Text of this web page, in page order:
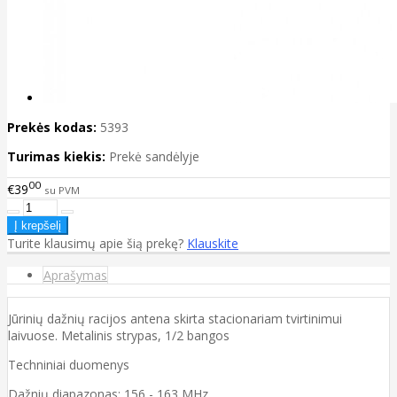
Prekės kodas: 5393
Turimas kiekis: Prekė sandėlyje
€3900 su PVM
Turite klausimų apie šią prekę? Klauskite
Aprašymas
Jūrinių dažnių racijos antena skirta stacionariam tvirtinimui
laivuose. Metalinis strypas, 1/2 bangos
Techniniai duomenys